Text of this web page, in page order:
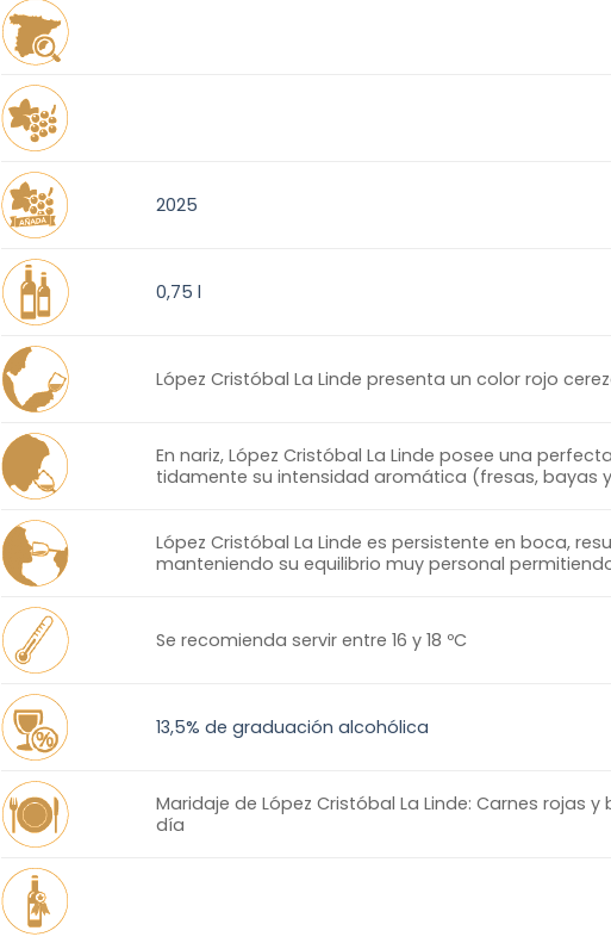
2025
0,75 l
López Cristóbal La Linde presenta un color rojo
En nariz, López Cristóbal La Linde posee una
tidamente su intensidad aromática (fresas, bayas
López Cristóbal La Linde es persistente en boca,
manteniendo su equilibrio muy personal
Se recomienda servir entre 16 y 18 ºC
13,5% de graduación alcohólica
Maridaje de López Cristóbal La Linde: Carnes rojas
día